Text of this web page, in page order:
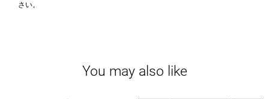
さい。
You may also like